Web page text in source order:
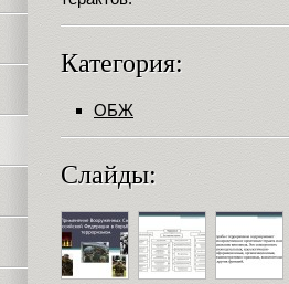
Категория:
ОБЖ
Слайды: